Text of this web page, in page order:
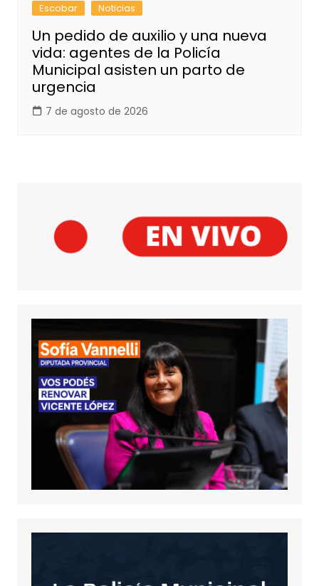
Escobar Noticias
Un pedido de auxilio y una nueva
vida: agentes de la Policía
Municipal asisten un parto de
urgencia
7 de agosto de 2026